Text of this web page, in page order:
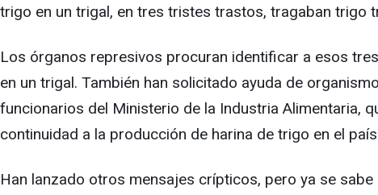
trigo en un trigal, en tres tristes trastos, tragaban trigo
Los órganos represivos procuran identificar a esos
en un trigal. También han solicitado ayuda de
funcionarios del Ministerio de la Industria Alimentaria,
continuidad a la producción de harina de trigo en el
Han lanzado otros mensajes crípticos, pero ya se